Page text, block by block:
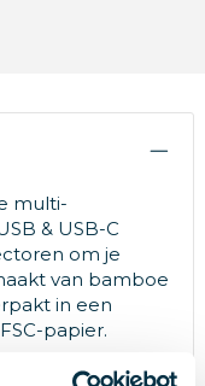
multi-
& USB-C
om je
van bamboe
in een
papier.